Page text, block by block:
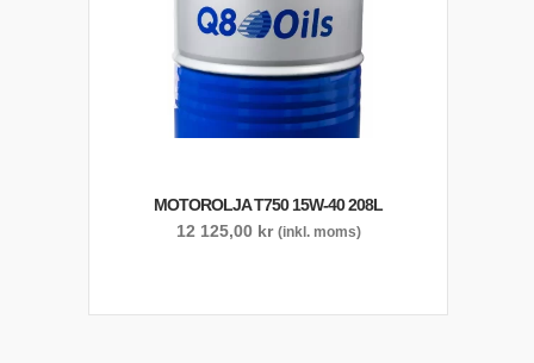
MOTOROLJA T750 15W-40 208L
12 125,00 kr (inkl. moms)